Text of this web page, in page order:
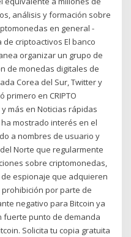
análisis y formación sobre
en general -
criptoactivos El banco
organizar un grupo de
de monedas digitales de
Corea del Sur, Twitter y
primero en CRIPTO
y más en Noticias rápidas
mostrado interés en el
a nombres de usuario y
Norte que regularmente
sobre criptomonedas,
espionaje que adquieren
prohibición por parte de
negativo para Bitcoin ya
fuerte punto de demanda
Solicita tu copia gratuita